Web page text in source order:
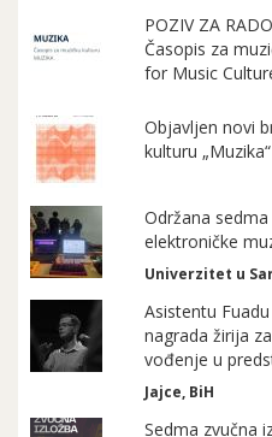
POZIV ZA
Časopis za
for Music
Objavljen novi
kulturu
Održana
elektroničke
Univerzitet u
Asistentu
nagrada žirija
vođenje u
Jajce, BiH
Sedma zvučna